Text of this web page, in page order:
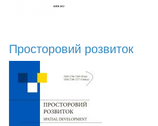
Просторовий розвиток